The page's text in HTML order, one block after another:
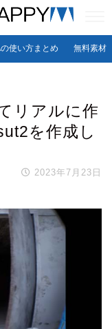
の使い方まとめ 無料素材
リアルに作
を作成し
2023年7月23日